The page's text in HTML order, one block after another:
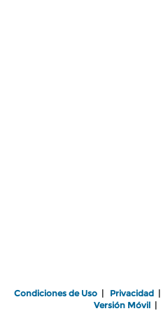
Condiciones de Uso | Privacidad |
Versión Móvil|